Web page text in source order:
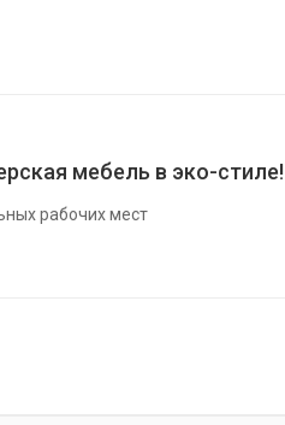
мебель в эко-стиле!
рабочих мест